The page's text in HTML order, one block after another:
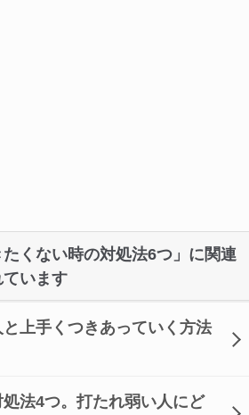
たくない時の対処法6つ」に関連
ています
上手くつきあっていく方法
法4つ。打たれ弱い人にど